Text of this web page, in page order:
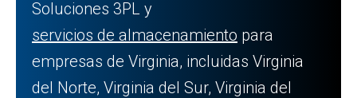
Soluciones 3PL y
servicios de almacenamiento para
empresas de Virginia, incluidas Virginia
del Norte, Virginia del Sur, Virginia del